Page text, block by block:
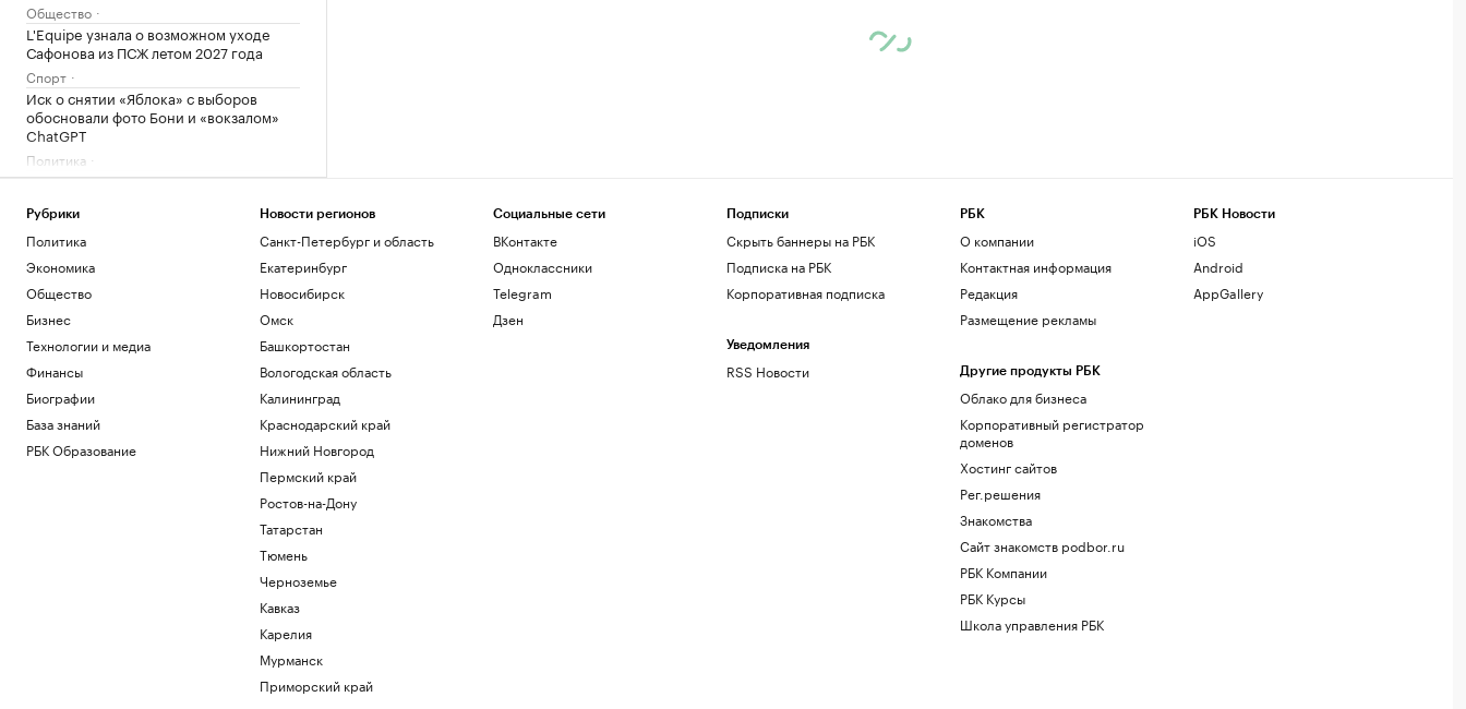
Общество
L'Equipe узнала о возможном уходе
Сафонова из ПСЖ летом 2027 года
Спорт
Иск о снятии «Яблока» с выборов
обосновали фото Бони и «вокзалом»
ChatGPT
Политика
Навроцкий связал помощь Киеву с
Политика
Взлом на $100 млн и уязвимость
биткоина. События недели на
Крипто
Бывший начальник ГАИ Удмуртии
возглавил «Ижавиа»
Общество
Футболист «Спартака» перенес
операцию на ахилловом сухожилии
Спорт
Российского теннисиста в день
рождения отстранили за допинговое
Рубрики
Политика
Экономика
Общество
Бизнес
Технологии и медиа
Финансы
Биографии
База знаний
РБК Образование
Новости регионов
Санкт-Петербург и область
Екатеринбург
Новосибирск
Омск
Башкортостан
Вологодская область
Калининград
Краснодарский край
Нижний Новгород
Пермский край
Ростов-на-Дону
Татарстан
Тюмень
Черноземье
Кавказ
Карелия
Мурманск
Приморский край
Социальные сети
ВКонтакте
Одноклассники
Telegram
Дзен
Подписки
Скрыть баннеры на РБК
Подписка на РБК
Корпоративная подписка
Уведомления
RSS Новости
РБК
О компании
Контактная информация
Редакция
Размещение рекламы
Другие продукты РБК
Облако для бизнеса
Корпоративный регистратор
доменов
Хостинг сайтов
Рег.решения
Знакомства
Сайт знакомств podbor.ru
РБК Компании
РБК Курсы
Школа управления РБК
РБК Новости
iOS
Android
AppGallery